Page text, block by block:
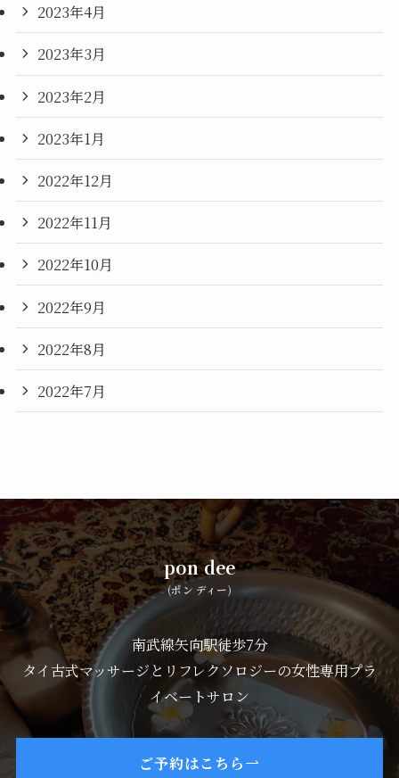
2023年4月
2023年3月
2023年2月
2023年1月
2022年12月
2022年11月
2022年10月
2022年9月
2022年8月
2022年7月
pon dee
(ポン ディー)
南武線矢向駅徒歩7分
タイ古式マッサージとリフレクソロジーの女性専用プラ
イベートサロン
ご予約はこちら